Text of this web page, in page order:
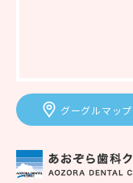
グーグルマップ